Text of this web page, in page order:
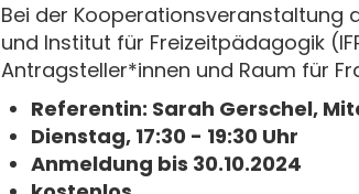
Bei der Kooperationsveranstaltung
und Institut für Freizeitpädagogik
Antragsteller*innen und Raum für
Referentin: Sarah Gerschel,
Dienstag, 17:30 - 19:30 Uhr
Anmeldung bis 30.10.2024